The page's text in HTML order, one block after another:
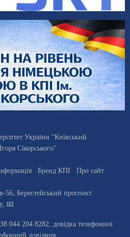
України "Київський
Сікорського"
Бренд КПІ
Про сайт
-56, Берестейський проспект
, 📧
044 204 8282 , довiдка телефонної
довідник